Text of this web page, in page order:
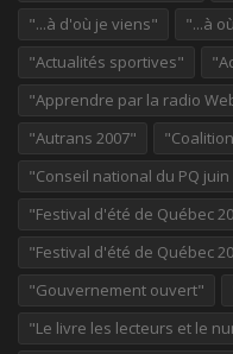
"...à d'où je viens"
"...à
"Actualités sportives"
"Apprendre par la radio
"Autrans 2007"
"Conseil national du PQ juin
"Festival d'été de Québec
"Festival d'été de Québec
"Gouvernement ouvert"
"Le livre les lecteurs et le